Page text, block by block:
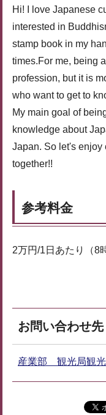
Hi! I love Japanese
interested in
stamp book in my
times.For me, being
profession, but it is
who want to get to
My main goal of
knowledge about
Japan. So let's
together!!
参考料金
2万円/1日あたり（8
お問い合わせ先
産業部 観光局観